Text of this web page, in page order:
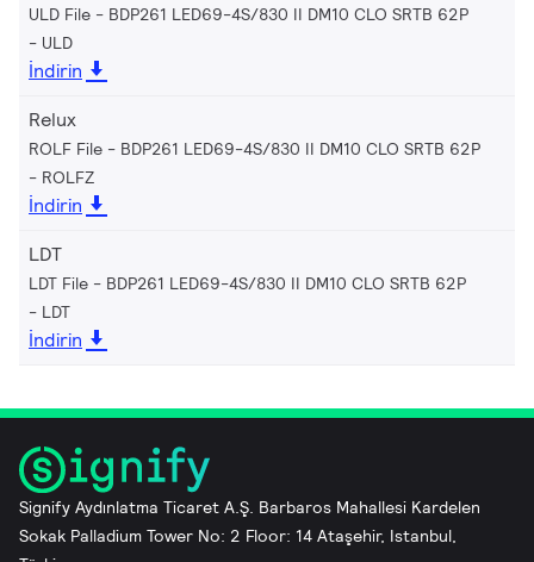
ULD File - BDP261 LED69-4S/830 II DM10 CLO SRTB 62P
ULD
İndirin
Relux
ROLF File - BDP261 LED69-4S/830 II DM10 CLO SRTB 62P
ROLFZ
İndirin
LDT
LDT File - BDP261 LED69-4S/830 II DM10 CLO SRTB 62P
LDT
İndirin
Signify Aydınlatma Ticaret A.Ş. Barbaros Mahallesi Kardelen
Sokak Palladium Tower No: 2 Floor: 14 Ataşehir, Istanbul,